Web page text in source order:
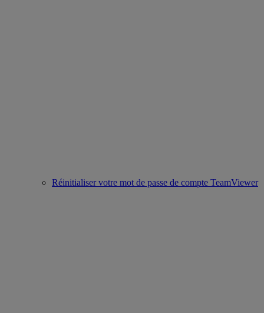
Réinitialiser votre mot de passe de compte TeamViewer